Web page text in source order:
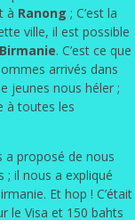
à Ranong ; C’est la
ville, il est possible
Birmanie. C’est ce que
arrivés dans
jeunes nous héler ;
à toutes les
a proposé de nous
; il nous a expliqué
Et hop ! C’était
le Visa et 150 bahts